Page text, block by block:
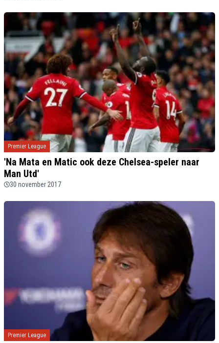
Premier League
'Na Mata en Matic ook deze Chelsea-speler naar
Man Utd'
30 november 2017
Premier League